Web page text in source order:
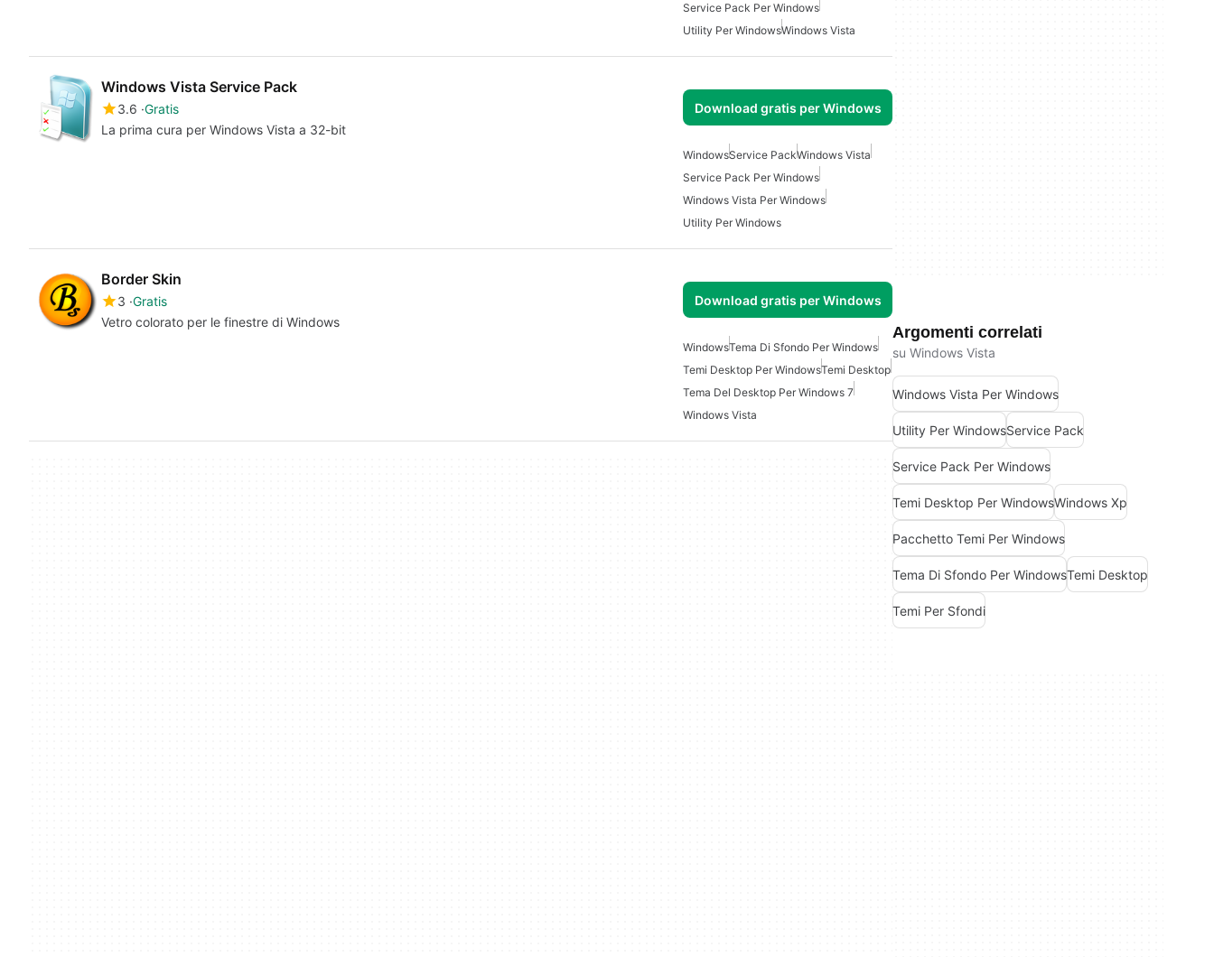
Service Pack Per Windows
Utility Per WindowsWindows Vista
Windows Vista Service Pack
3.6 Gratis
La prima cura per Windows Vista a 32-bit
Download gratis per Windows
WindowsService PackWindows Vista
Service Pack Per Windows
Windows Vista Per Windows
Utility Per Windows
Border Skin
3 Gratis
Vetro colorato per le finestre di Windows
Download gratis per Windows
WindowsTema Di Sfondo Per Windows
Temi Desktop Per WindowsTemi Desktop
Tema Del Desktop Per Windows 7
Windows Vista
Argomenti correlati
su Windows Vista
Windows Vista Per Windows
Utility Per WindowsService Pack
Service Pack Per Windows
Temi Desktop Per WindowsWindows Xp
Pacchetto Temi Per Windows
Tema Di Sfondo Per WindowsTemi Desktop
Temi Per Sfondi